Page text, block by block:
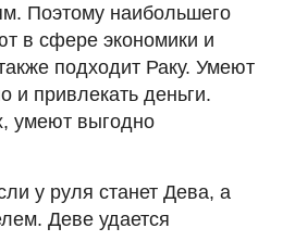
Поэтому наибольшего
в сфере экономики и
подходит Раку. Умеют
и привлекать деньги.
умеют выгодно
у руля станет Дева, а
Деве удается